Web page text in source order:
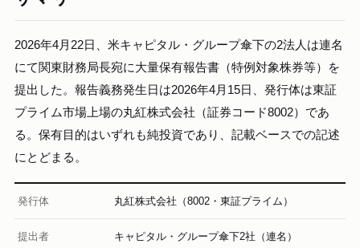
2026年4月22日、米キャピタル・グループ傘下の2法人は連名
にて関東財務局長宛に大量保有報告書（特例対象株券等）を
提出した。報告義務発生日は2026年4月15日、発行体は東証
プライム市場上場の丸紅株式会社（証券コード8002）であ
る。保有目的はいずれも純投資であり、記載ベースでの記述
にとどまる。
発行体 丸紅株式会社（8002・東証プライム）
提出者 キャピタル・グループ傘下2社（連名）